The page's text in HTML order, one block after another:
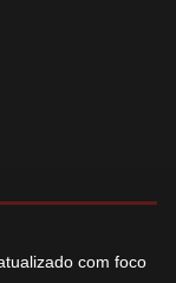
com foco